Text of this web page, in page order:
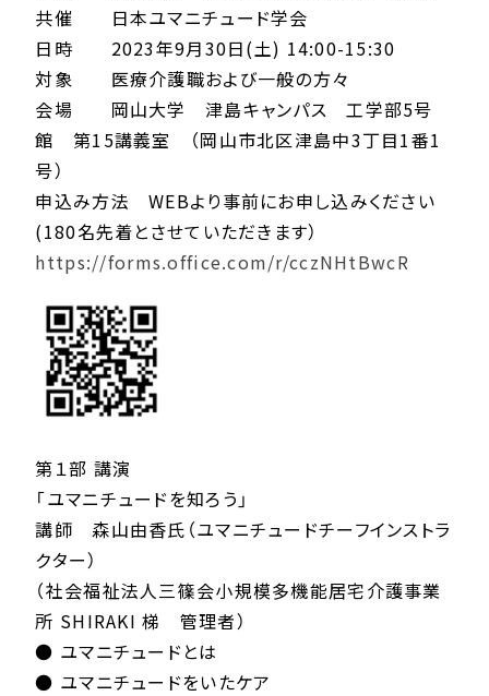
共催 日本ユマニチュード学会
日時 2023年9月30日(土) 14:00-15:30
対象 医療介護職および一般の方々
会場 岡山大学 津島キャンパス 工学部5号
館 第15講義室 （岡山市北区津島中3丁目1番1
号）
申込み方法 WEBより事前にお申し込みください
(180名先着とさせていただきます）
https://forms.office.com/r/cczNHtBwcR
第１部 講演
「ユマニチュードを知ろう」
講師 森山由香氏（ユマニチュードチーフインストラ
クター）
（社会福祉法人三篠会小規模多機能居宅介護事業
所 SHIRAKI 梯 管理者）
● ユマニチュードとは
● ユマニチュードをいたケア